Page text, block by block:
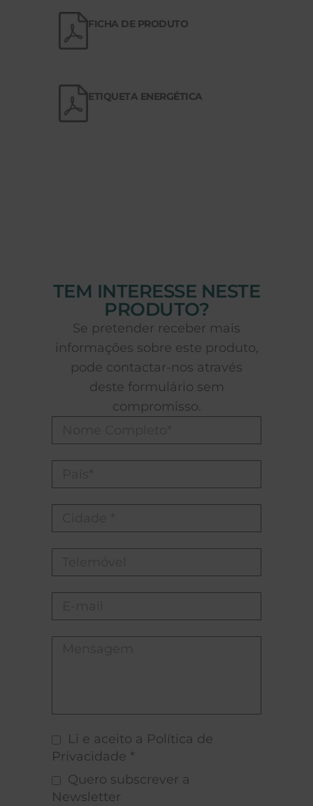
FICHA DE PRODUTO
ETIQUETA ENERGÉTICA
TEM INTERESSE NESTE
PRODUTO?
Se pretender receber mais
informações sobre este produto,
pode contactar-nos através
deste formulário sem
compromisso.
Li e aceito a Política de
Privacidade *
Quero subscrever a
Newsletter